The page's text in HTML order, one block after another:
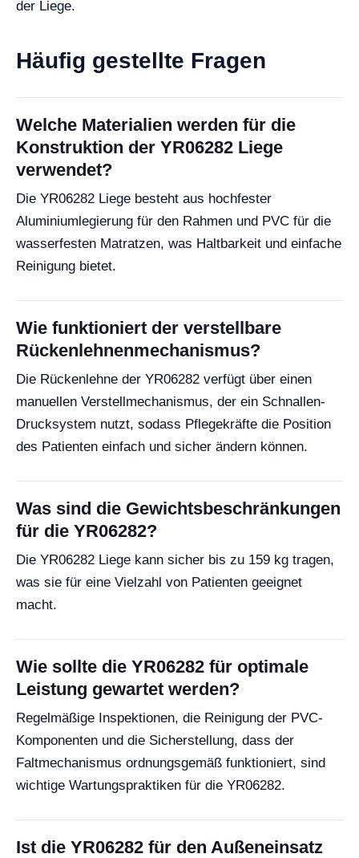
der Liege.
Häufig gestellte Fragen
Welche Materialien werden für die
Konstruktion der YR06282 Liege
verwendet?
Die YR06282 Liege besteht aus hochfester
Aluminiumlegierung für den Rahmen und PVC für die
wasserfesten Matratzen, was Haltbarkeit und einfache
Reinigung bietet.
Wie funktioniert der verstellbare
Rückenlehnenmechanismus?
Die Rückenlehne der YR06282 verfügt über einen
manuellen Verstellmechanismus, der ein Schnallen-
Drucksystem nutzt, sodass Pflegekräfte die Position
des Patienten einfach und sicher ändern können.
Was sind die Gewichtsbeschränkungen
für die YR06282?
Die YR06282 Liege kann sicher bis zu 159 kg tragen,
was sie für eine Vielzahl von Patienten geeignet
macht.
Wie sollte die YR06282 für optimale
Leistung gewartet werden?
Regelmäßige Inspektionen, die Reinigung der PVC-
Komponenten und die Sicherstellung, dass der
Faltmechanismus ordnungsgemäß funktioniert, sind
wichtige Wartungspraktiken für die YR06282.
Ist die YR06282 für den Außeneinsatz